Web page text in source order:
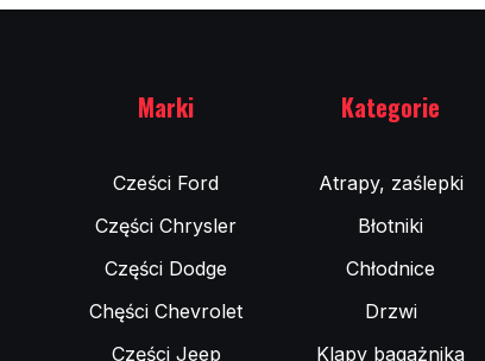
Marki
Cześci Ford
Części Chrysler
Części Dodge
Chęści Chevrolet
Części Jeep
Kategorie
Atrapy, zaślepki
Błotniki
Chłodnice
Drzwi
Klapy bagażnika